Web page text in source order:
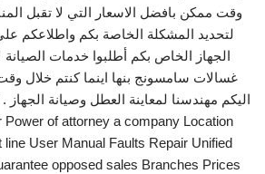
وقت ممكن بافضل الاسعار التي لا تقبل
لتحديد المشكلة الخاصة بكم واطلاعكم
الجهاز الخاص بكم أطلبوا خدمات
غسالات سامسونج بنها اينما كنتم
Power of attorney a company Location
User Manual Faults Repair Unified
opposed sales Branches Prices